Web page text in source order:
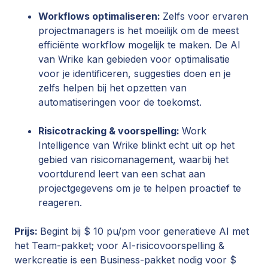
Workflows optimaliseren: Zelfs voor ervaren
projectmanagers is het moeilijk om de meest
efficiënte workflow mogelijk te maken. De AI
van Wrike kan gebieden voor optimalisatie
voor je identificeren, suggesties doen en je
zelfs helpen bij het opzetten van
automatiseringen voor de toekomst.
Risicotracking & voorspelling: Work
Intelligence van Wrike blinkt echt uit op het
gebied van risicomanagement, waarbij het
voortdurend leert van een schat aan
projectgegevens om je te helpen proactief te
reageren.
Prijs: Begint bij $ 10 pu/pm voor generatieve AI met
het Team-pakket; voor AI-risicovoorspelling &
werkcreatie is een Business-pakket nodig voor $